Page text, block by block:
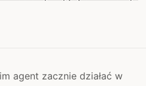
agent zacznie działać w